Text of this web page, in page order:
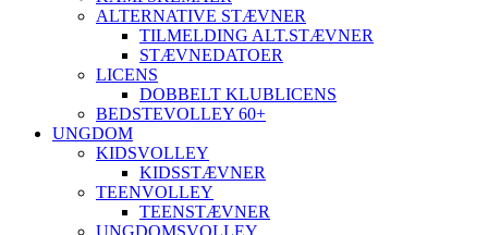
ALTERNATIVE STÆVNER
TILMELDING ALT.STÆVNER
STÆVNEDATOER
LICENS
DOBBELT KLUBLICENS
BEDSTEVOLLEY 60+
UNGDOM
KIDSVOLLEY
KIDSSTÆVNER
TEENVOLLEY
TEENSTÆVNER
UNGDOMSVOLLEY